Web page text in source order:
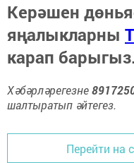
Керәшен
яңалыкларны
карап барыгыз.
Хәбәрләрегезне
шалтыратып әйтегез.
Перейти на